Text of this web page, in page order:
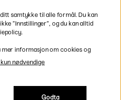
levering
samtykke til alle formål. Du kan
”Innstillinger”, og du kan alltid
mer informasjon om cookies og
nødvendige
Godta